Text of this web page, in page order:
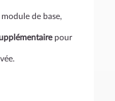
de base,
pour